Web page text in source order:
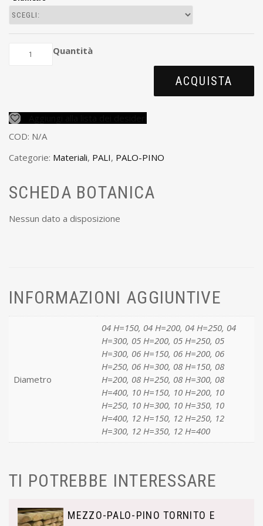
Quantità
ACQUISTA
COD: N/A
Categorie: Materiali, PALI, PALO-PINO
SCHEDA BOTANICA
Nessun dato a disposizione
INFORMAZIONI AGGIUNTIVE
Diametro
04 H=150, 04 H=200, 04 H=250, 04
H=300, 05 H=200, 05 H=250, 05
H=300, 06 H=150, 06 H=200, 06
H=250, 06 H=300, 08 H=150, 08
H=200, 08 H=250, 08 H=300, 08
H=400, 10 H=150, 10 H=200, 10
H=250, 10 H=300, 10 H=350, 10
H=400, 12 H=150, 12 H=250, 12
H=300, 12 H=350, 12 H=400
TI POTREBBE INTERESSARE
MEZZO-PALO-PINO TORNITO E